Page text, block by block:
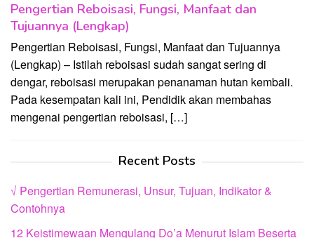
Pengertian Reboisasi, Fungsi, Manfaat dan
Tujuannya (Lengkap)
Pengertian Reboisasi, Fungsi, Manfaat dan Tujuannya
(Lengkap) – Istilah reboisasi sudah sangat sering di
dengar, reboisasi merupakan penanaman hutan kembali.
Pada kesempatan kali ini, Pendidik akan membahas
mengenai pengertian reboisasi, […]
Recent Posts
√ Pengertian Remunerasi, Unsur, Tujuan, Indikator &
Contohnya
12 Keistimewaan Mengulang Do’a Menurut Islam Beserta